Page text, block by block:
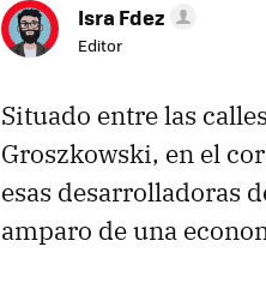
Isra Fdez
Editor
Situado entre las
Groszkowski, en el
esas desarrolladoras
amparo de una